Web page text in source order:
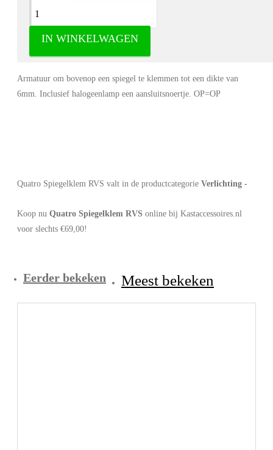
IN WINKELWAGEN
Omschrijving
Quatro Spiegelklem RVS - Verlichting
Armatuur om bovenop een spiegel te klemmen tot een dikte van
6mm. Inclusief halogeenlamp een aansluitsnoertje. OP=OP
Quatro Spiegelklem RVS valt in de productcategorie Verlichting -
Koop nu Quatro Spiegelklem RVS online bij Kastaccessoires.nl
voor slechts €69,00!
Eerder bekeken Meest bekeken